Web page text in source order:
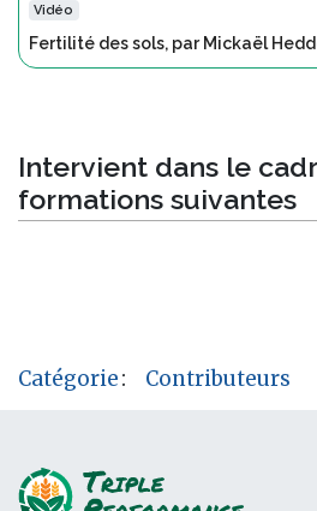
Vidéo
Fertilité des sols, par Mickaël
Intervient dans le
formations suivantes
Catégorie: Contributeurs